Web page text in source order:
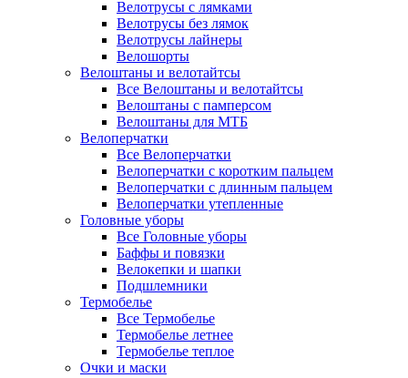
Велотрусы с лямками
Велотрусы без лямок
Велотрусы лайнеры
Велошорты
Велоштаны и велотайтсы
Все Велоштаны и велотайтсы
Велоштаны с памперсом
Велоштаны для МТБ
Велоперчатки
Все Велоперчатки
Велоперчатки с коротким пальцем
Велоперчатки с длинным пальцем
Велоперчатки утепленные
Головные уборы
Все Головные уборы
Баффы и повязки
Велокепки и шапки
Подшлемники
Термобелье
Все Термобелье
Термобелье летнее
Термобелье теплое
Очки и маски